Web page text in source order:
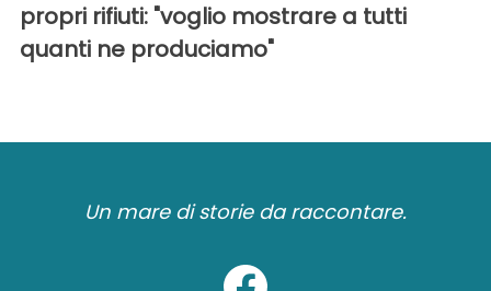
propri rifiuti: "voglio mostrare a tutti
quanti ne produciamo"
Un mare di storie da raccontare.